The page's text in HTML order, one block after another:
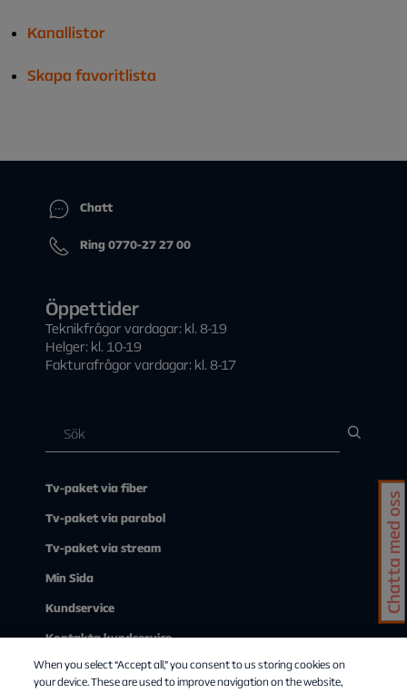
Kanallistor
Skapa favoritlista
Chatt
Ring 0770-27 27 00
Öppettider
Teknikfrågor vardagar: kl. 8-19
Helger: kl. 10-19
Fakturafrågor vardagar: kl. 8-17
Tv-paket via fiber
Tv-paket via parabol
Tv-paket via stream
Min Sida
Kundservice
Kontakta kundservice
Om Allente
Chatta med oss
When you select “Accept all,” you consent to us storing cookies on
your device. These are used to improve navigation on the website,